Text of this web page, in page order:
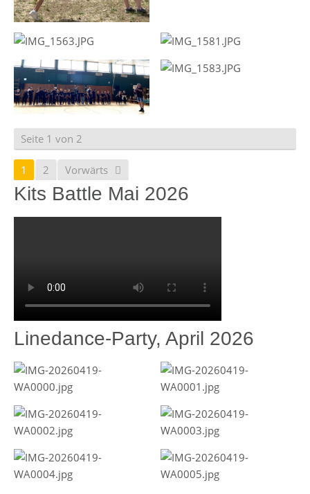
Seite 1 von 2
1 2 Vorwärts
Kits Battle Mai 2026
Linedance-Party, April 2026